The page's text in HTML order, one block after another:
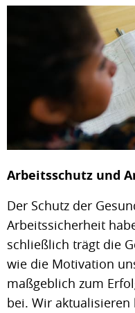
Arbeitsschutz und
Der Schutz der
Arbeitssicherheit
schließlich trägt die
wie die Motivation
maßgeblich zum
bei. Wir